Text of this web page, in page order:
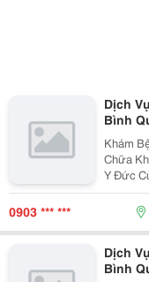
Dịch
Bình
Khám
Chữa
Y Đức
Không
Hoặc
0903 *** ***
Dịch
Bình